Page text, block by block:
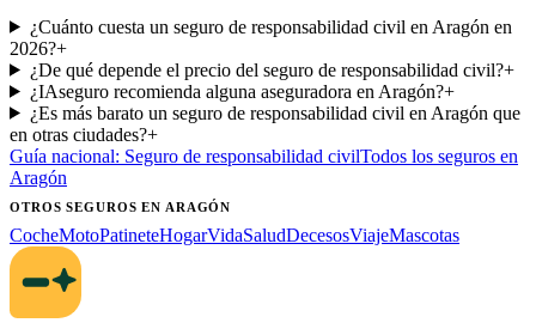
¿Cuánto cuesta un seguro de responsabilidad civil en Aragón en
2026?+
¿De qué depende el precio del seguro de responsabilidad civil?+
¿IAseguro recomienda alguna aseguradora en Aragón?+
¿Es más barato un seguro de responsabilidad civil en Aragón que
en otras ciudades?+
Guía nacional: Seguro de responsabilidad civilTodos los seguros en
Aragón
OTROS SEGUROSEN ARAGÓN
CocheMotoPatineteHogarVidaSaludDecesosViajeMascotas